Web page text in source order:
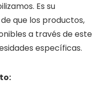
Es su
que los productos,
a través de este
específicas.